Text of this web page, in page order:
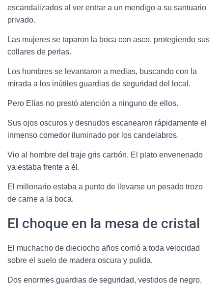
escandalizados al ver entrar a un mendigo a su santuario
privado.
Las mujeres se taparon la boca con asco, protegiendo sus
collares de perlas.
Los hombres se levantaron a medias, buscando con la
mirada a los inútiles guardias de seguridad del local.
Pero Elías no prestó atención a ninguno de ellos.
Sus ojos oscuros y desnudos escanearon rápidamente el
inmenso comedor iluminado por los candelabros.
Vio al hombre del traje gris carbón. El plato envenenado
ya estaba frente a él.
El millonario estaba a punto de llevarse un pesado trozo
de carne a la boca.
El choque en la mesa de cristal
El muchacho de dieciocho años corrió a toda velocidad
sobre el suelo de madera oscura y pulida.
Dos enormes guardias de seguridad, vestidos de negro,